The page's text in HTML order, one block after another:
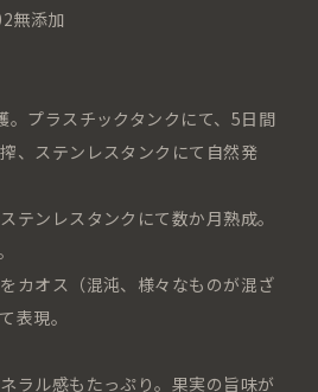
無添加
。プラスチックタンクにて、5日間
、ステンレスタンクにて自然発
テンレスタンクにて数か月熟成。
カオス（混沌、様々なものが混ざ
表現。
ラル感もたっぷり。果実の旨味が